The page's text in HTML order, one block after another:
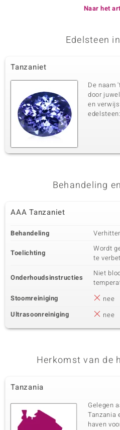
Naar het
Edelsteen
Tanzaniet
De naam
door
en
Behandeling
AAA Tanzaniet
Behandeling
Toelichting
Wordt
te
Onderhoudsinstructies
Niet
Stoomreiniging
nee
Ultrasoonreiniging
nee
Herkomst van de
Tanzania
Gelegen
Tanzania
haven